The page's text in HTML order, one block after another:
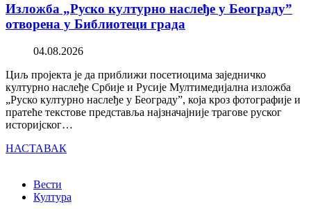
Изложба „Руско културно наслеђе у Београду”
отворена у Библиотеци града
04.08.2026
Циљ пројекта је да приближи посетиоцима заједничко
културно наслеђе Србије и Русије Мултимедијална изложба
„Руско културно наслеђе у Београду”, која кроз фотографије и
пратеће текстове представља најзначајније трагове руског
историјског…
НАСТАВАК
Вести
Култура